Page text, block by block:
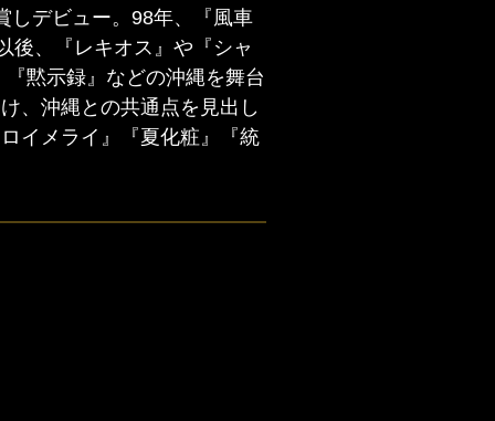
しデビュー。98年、『風車
後、『レキオス』や『シャ
黙示録』などの沖縄を舞台
、沖縄との共通点を見出し
イメライ』『夏化粧』『統